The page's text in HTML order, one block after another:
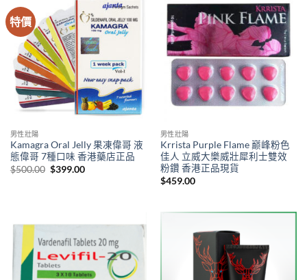
特價
男性壯陽
Kamagra Oral Jelly 果凍偉哥 液
態偉哥 7種口味 香港藥店正品
$500.00 Original
$399.00Current
男性壯陽
Krrista Purple Flame 巅峰粉色
佳人 立威大樂威壯犀利士雙效
粉鑽 香港正品現貨
$459.00